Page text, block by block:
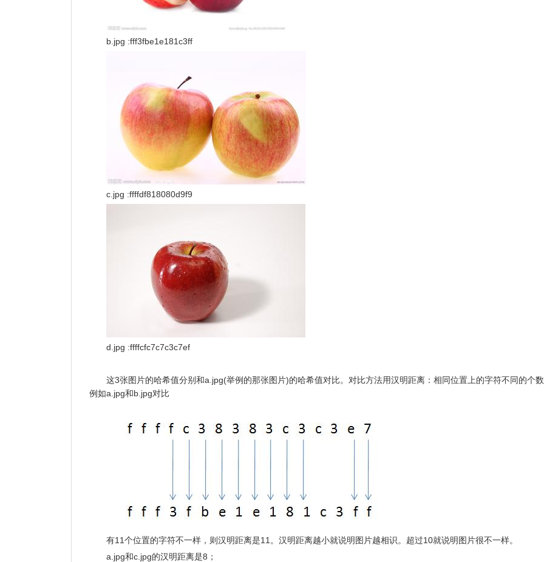
b.jpg :fff3fbe1e181c3ff
c.jpg :ffffdf818080d9f9
d.jpg :ffffcfc7c7c3c7ef
这3张图片的哈希值分别和a.jpg(举例的那张图片)的哈希值对比。对比方法用汉明距离：相同位置上的字符不同的个
例如a.jpg和b.jpg对比
有11个位置的字符不一样，则汉明距离是11。汉明距离越小就说明图片越相识。超过10就说明图片很不一样。
a.jpg和c.jpg的汉明距离是8；